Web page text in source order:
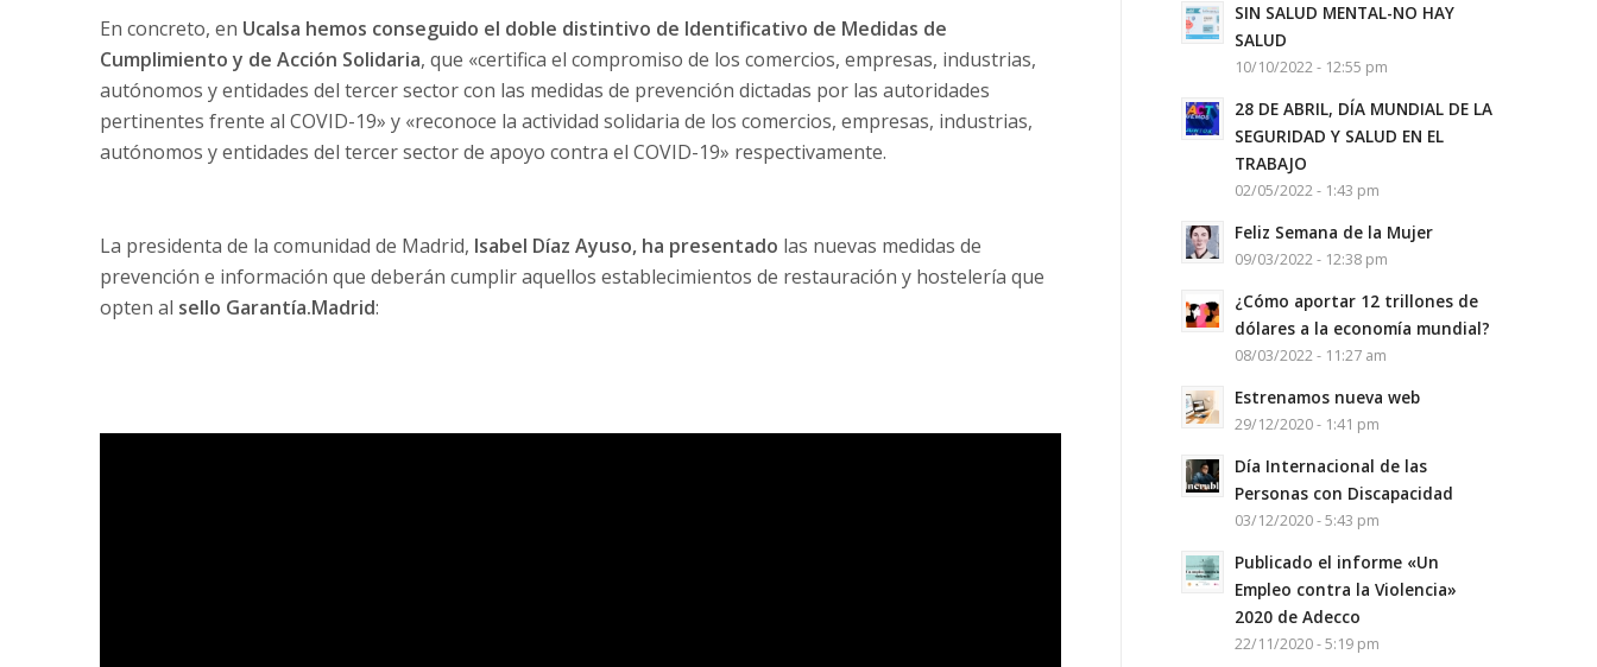
En concreto, en Ucalsa hemos conseguido el doble distintivo de Identificativo de Medidas de
Cumplimiento y de Acción Solidaria, que «certifica el compromiso de los comercios, empresas, industrias,
autónomos y entidades del tercer sector con las medidas de prevención dictadas por las autoridades
pertinentes frente al COVID-19» y «reconoce la actividad solidaria de los comercios, empresas, industrias,
autónomos y entidades del tercer sector de apoyo contra el COVID-19» respectivamente.
La presidenta de la comunidad de Madrid, Isabel Díaz Ayuso, ha presentado las nuevas medidas de
prevención e información que deberán cumplir aquellos establecimientos de restauración y hostelería que
opten al sello Garantía.Madrid:
SIN SALUD MENTAL-NO HAY
SALUD
10/10/2022 - 12:55 pm
28 DE ABRIL, DÍA MUNDIAL DE LA
SEGURIDAD Y SALUD EN EL
TRABAJO
02/05/2022 - 1:43 pm
Feliz Semana de la Mujer
09/03/2022 - 12:38 pm
¿Cómo aportar 12 trillones de
dólares a la economía mundial?
08/03/2022 - 11:27 am
Estrenamos nueva web
29/12/2020 - 1:41 pm
Día Internacional de las
Personas con Discapacidad
03/12/2020 - 5:43 pm
Publicado el informe «Un
Empleo contra la Violencia»
2020 de Adecco
22/11/2020 - 5:19 pm